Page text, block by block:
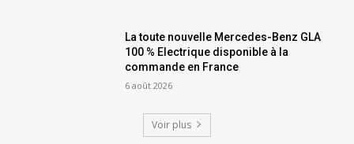
La toute nouvelle Mercedes-Benz GLA
100 % Electrique disponible à la
commande en France
6 août 2026
Voir plus